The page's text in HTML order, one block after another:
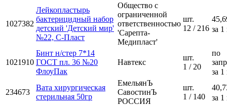
1027382
Лейкопластырь
бактерицидный набор
детский 'Детский мир'
№22, С-Пласт
Общество с
ограниченной
ответственностью
'Сарепта-
Медипласт'
шт.
12 / 216 за
1021910
Бинт н/стер 7*14
ГОСТ пл. 36 №20
ФлоуПак
Навтекс
шт.
1 / 20
по
за
234673
Вата хирургическая
стерильная 50гр
ЕмельянЪ
СавостинЪ
РОССИЯ
шт.
1 / 140
за